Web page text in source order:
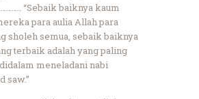
“Sebaik baiknya kaum
para aulia Allah para
sholeh semua, sebaik baiknya
terbaik adalah yang paling
meneladani nabi
saw.”